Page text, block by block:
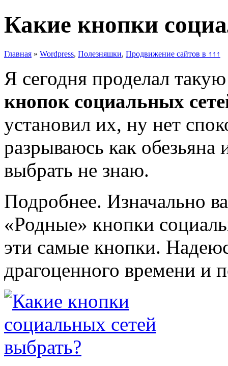
Какие кнопки
Главная » Wordpress, Полезняшки, Продвижение сайтов в ↑↑↑
Я сегодня проделал
кнопок социальных
установил их, ну нет
разрываюсь как обезьяна
выбрать не знаю.
Подробнее. Изначально
«Родные» кнопки
эти самые кнопки.
драгоценного времени и